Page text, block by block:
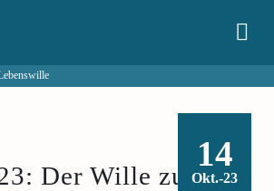
14
Okt.-23
Der Wille zu